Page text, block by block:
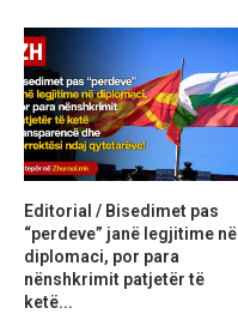
Editorial / Bisedimet pas
“perdeve” janë legjitime në
diplomaci, por para
nënshkrimit patjetër të
ketë...